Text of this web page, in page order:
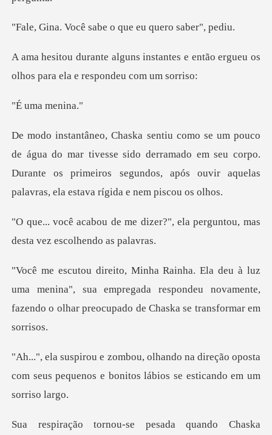
sabe o que eu qu
antes e então ergueu os
olhos par
a men
ivesse sido derramado em seu corpo.
Durante os primeiros segundos, a
zer?", ela perguntou, mas
dest
ma menina", sua empregada respondeu novamente,
fazendo
direção oposta
com seus pequenos e bonito
do Chaska